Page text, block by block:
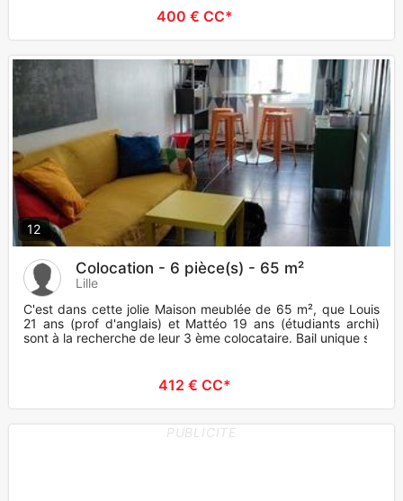
400 € CC*
12
Colocation - 6 pièce(s) - 65 m²
Lille
C'est dans cette jolie Maison meublée de 65 m², que Louis
21 ans (prof d'anglais) et Mattéo 19 ans (étudiants archi)
sont à la recherche de leur 3 ème colocataire. Bail unique sa
412 € CC*
PUBLICITE